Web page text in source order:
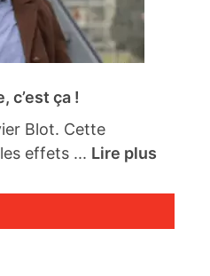
c’est ça !
Blot. Cette
effets ... Lire plus